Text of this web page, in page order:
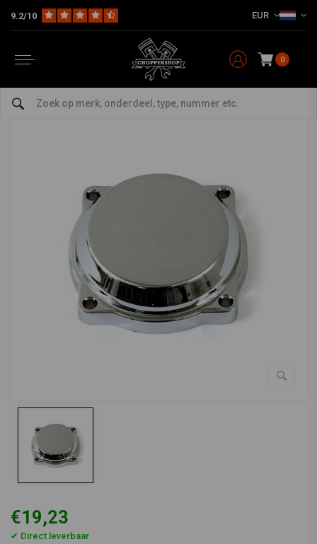
9.2/10 EUR
0
HD Harley onderhoud Carburateur Deksel
Chrome CV Carb Top Harley 90-06 BT / 88-06
XL
€19,23
✔ Direct leverbaar